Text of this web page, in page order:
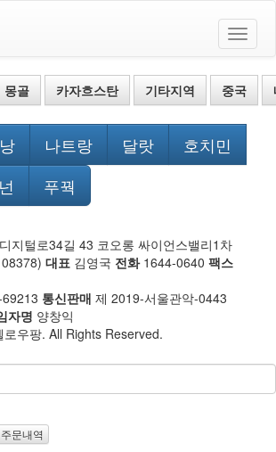
몽골 카자흐스탄 기타지역 중국
나트랑 달랏
호치민
푸꿕
지털로34길 43 코오롱 싸이언스밸리1차
대표 김영국 전화1644-0640 팩스
통신판매 제 2019-서울관악-0443
자명 양창익
우팡. All Rights Reserved.
주문내역